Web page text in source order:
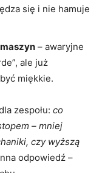
się i nie hamuje
– awaryjne
ale już
miękkie.
zespołu: co
– mniej
czy wyższą
odpowiedź –